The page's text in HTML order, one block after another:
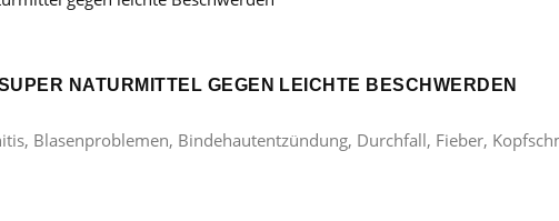
NATURMITTEL GEGEN LEICHTE BESCHWERDEN
Blasenproblemen, Bindehautentzündung, Durchfall, Fieber,